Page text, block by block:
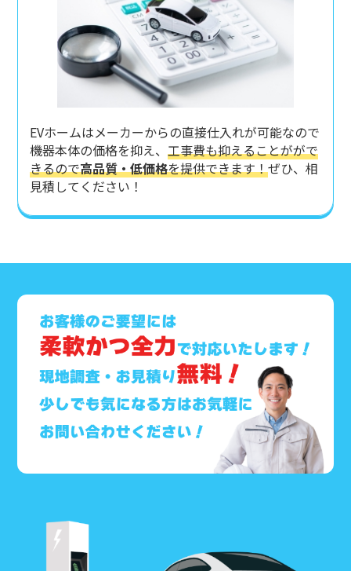
EVホームはメーカーからの直接仕入れが可能なので
機器本体の価格を抑え、工事費も抑えることががで
きるので高品質・低価格を提供できます！ぜひ、相
見積してください！